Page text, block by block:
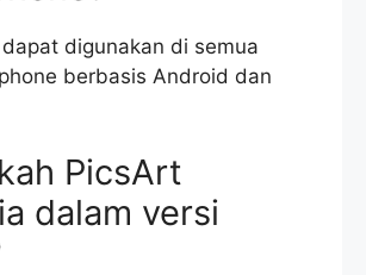
digunakan di semua
berbasis Android dan
PicsArt
dalam versi